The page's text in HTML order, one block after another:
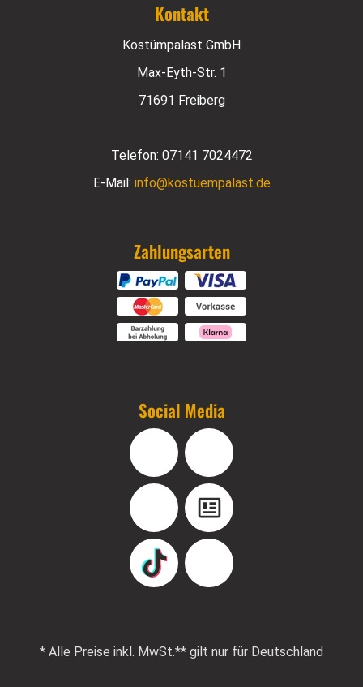
Kontakt
Kostümpalast GmbH
Max-Eyth-Str. 1
71691 Freiberg
Telefon: 07141 7024472
E-Mail: info@kostuempalast.de
Zahlungsarten
Social Media
Facebook Instagram
YouTube Blog
TikTok Pinterest
* Alle Preise inkl. MwSt.** gilt nur für Deutschland